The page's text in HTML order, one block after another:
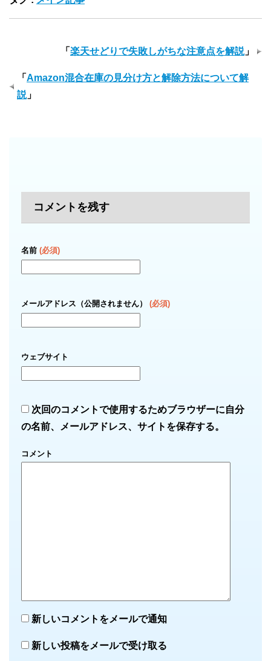
「 楽天せどりで失敗しがちな注意点を解説」
「 Amazon混合在庫の見分け方と解除方法について解
説」
コメントを残す
名前 (必須)
メールアドレス（公開されません） (必須)
ウェブサイト
次回のコメントで使用するためブラウザーに自分
の名前、メールアドレス、サイトを保存する。
コメント
新しいコメントをメールで通知
新しい投稿をメールで受け取る